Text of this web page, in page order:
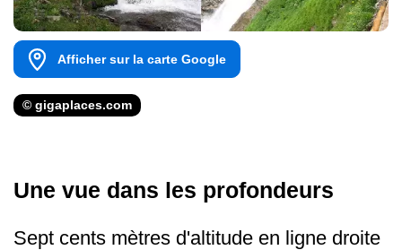
Afficher sur la carte Google
© gigaplaces.com
Une vue dans les profondeurs
Sept cents mètres d'altitude en ligne droite